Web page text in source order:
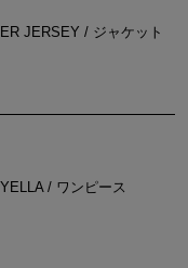
JERSEY / ジャケット
/ ワンピース